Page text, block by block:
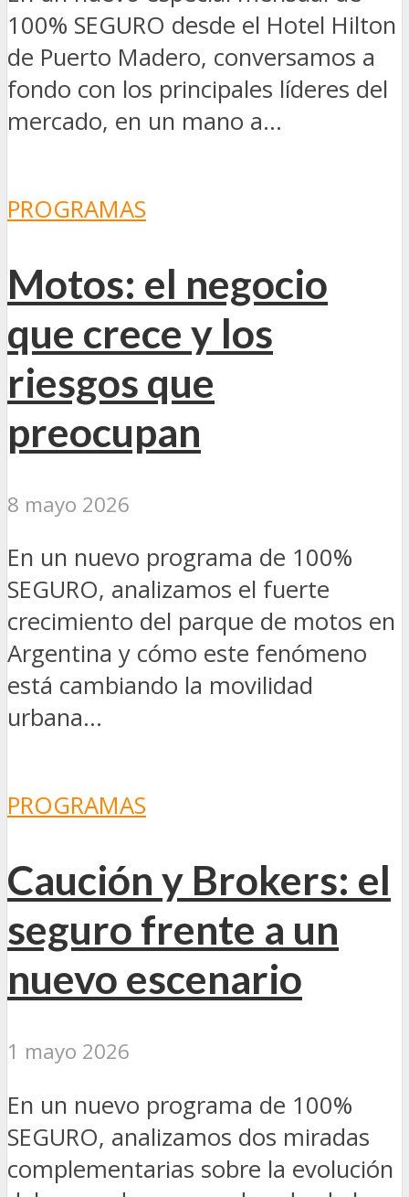
100% SEGURO desde el Hotel Hilton
de Puerto Madero, conversamos a
fondo con los principales líderes del
mercado, en un mano a...
PROGRAMAS
Motos: el negocio
que crece y los
riesgos que
preocupan
8 mayo 2026
En un nuevo programa de 100%
SEGURO, analizamos el fuerte
crecimiento del parque de motos en
Argentina y cómo este fenómeno
está cambiando la movilidad
urbana...
PROGRAMAS
Caución y Brokers: el
seguro frente a un
nuevo escenario
1 mayo 2026
En un nuevo programa de 100%
SEGURO, analizamos dos miradas
complementarias sobre la evolución